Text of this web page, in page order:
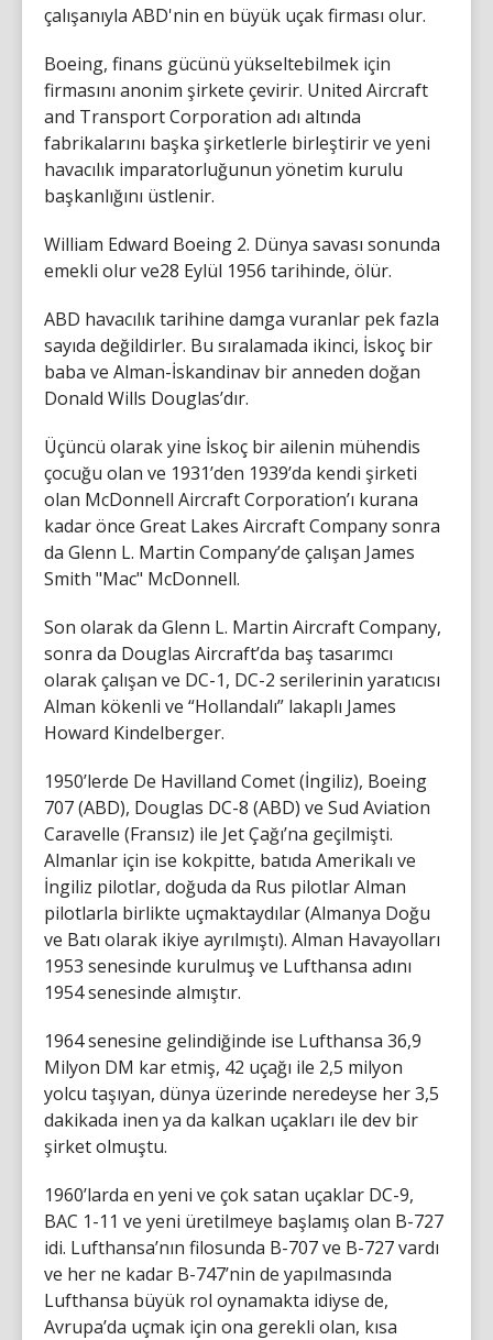
çalışanıyla ABD'nin en büyük uçak firması olur.
Boeing, finans gücünü yükseltebilmek için
firmasını anonim şirkete çevirir. United Aircraft
and Transport Corporation adı altında
fabrikalarını başka şirketlerle birleştirir ve yeni
havacılık imparatorluğunun yönetim kurulu
başkanlığını üstlenir.
William Edward Boeing 2. Dünya savası sonunda
emekli olur ve28 Eylül 1956 tarihinde, ölür.
ABD havacılık tarihine damga vuranlar pek fazla
sayıda değildirler. Bu sıralamada ikinci, İskoç bir
baba ve Alman-İskandinav bir anneden doğan
Donald Wills Douglas’dır.
Üçüncü olarak yine İskoç bir ailenin mühendis
çocuğu olan ve 1931’den 1939’da kendi şirketi
olan McDonnell Aircraft Corporation’ı kurana
kadar önce Great Lakes Aircraft Company sonra
da Glenn L. Martin Company’de çalışan James
Smith "Mac" McDonnell.
Son olarak da Glenn L. Martin Aircraft Company,
sonra da Douglas Aircraft’da baş tasarımcı
olarak çalışan ve DC-1, DC-2 serilerinin yaratıcısı
Alman kökenli ve “Hollandalı” lakaplı James
Howard Kindelberger.
1950’lerde De Havilland Comet (İngiliz), Boeing
707 (ABD), Douglas DC-8 (ABD) ve Sud Aviation
Caravelle (Fransız) ile Jet Çağı’na geçilmişti.
Almanlar için ise kokpitte, batıda Amerikalı ve
İngiliz pilotlar, doğuda da Rus pilotlar Alman
pilotlarla birlikte uçmaktaydılar (Almanya Doğu
ve Batı olarak ikiye ayrılmıştı). Alman Havayolları
1953 senesinde kurulmuş ve Lufthansa adını
1954 senesinde almıştır.
1964 senesine gelindiğinde ise Lufthansa 36,9
Milyon DM kar etmiş, 42 uçağı ile 2,5 milyon
yolcu taşıyan, dünya üzerinde neredeyse her 3,5
dakikada inen ya da kalkan uçakları ile dev bir
şirket olmuştu.
1960’larda en yeni ve çok satan uçaklar DC-9,
BAC 1-11 ve yeni üretilmeye başlamış olan B-727
idi. Lufthansa’nın filosunda B-707 ve B-727 vardı
ve her ne kadar B-747’nin de yapılmasında
Lufthansa büyük rol oynamakta idiyse de,
Avrupa’da uçmak için ona gerekli olan, kısa